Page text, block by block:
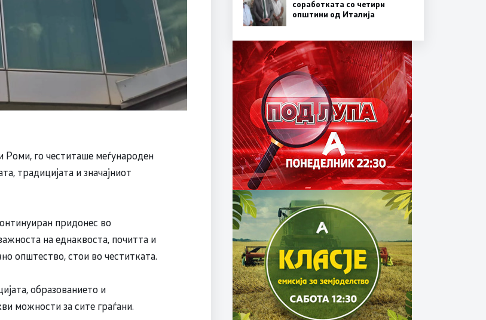
го честиташе меѓународен
традицијата и значајниот
придонес во
на еднаквоста, почитта и
општество, стои во честитката.
образованието и
можности за сите граѓани.
соработката со четири
општини од Италија